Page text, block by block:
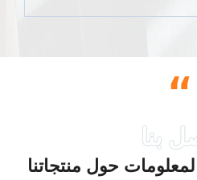
“
حول منتجاتنا